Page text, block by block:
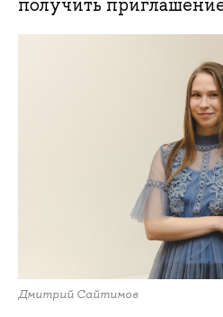
получить
Дмитрий Сайтимов